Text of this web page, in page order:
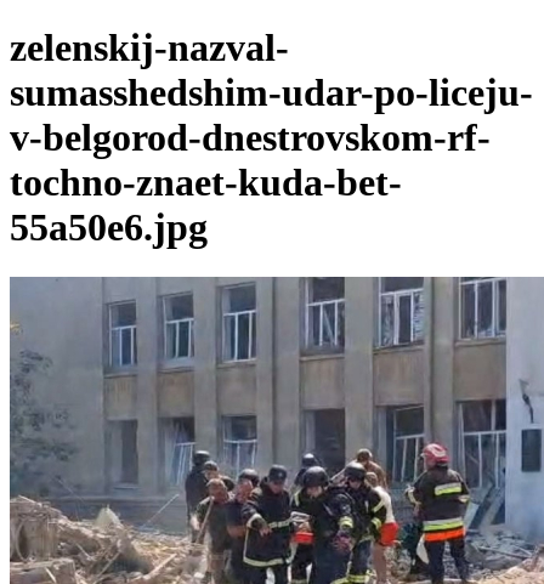
zelenskij-nazval-
sumasshedshim-udar-po-liceju-
v-belgorod-dnestrovskom-rf-
tochno-znaet-kuda-bet-
55a50e6.jpg